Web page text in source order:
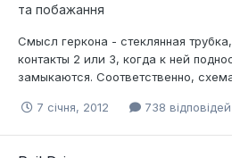
та побажання
Смысл геркона - стеклянная
контакты 2 или 3, когда к ней
замыкаются. Соответственно,
7 січня, 2012 738 відповідей